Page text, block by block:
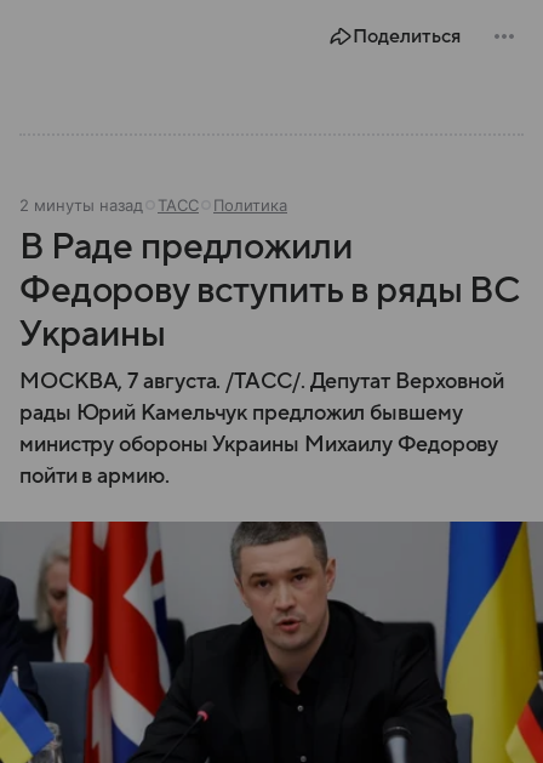
Поделиться
2 минуты назад ТАСС Политика
В Раде предложили
Федорову вступить в ряды ВС
Украины
МОСКВА, 7 августа. /ТАСС/. Депутат Верховной
рады Юрий Камельчук предложил бывшему
министру обороны Украины Михаилу Федорову
пойти в армию.